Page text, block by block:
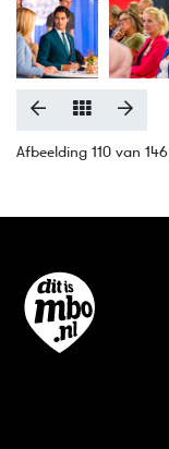
Afbeelding 110 van 146